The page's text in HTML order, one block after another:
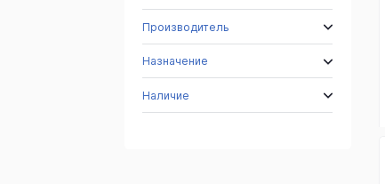
Производитель
Назначение
Наличие